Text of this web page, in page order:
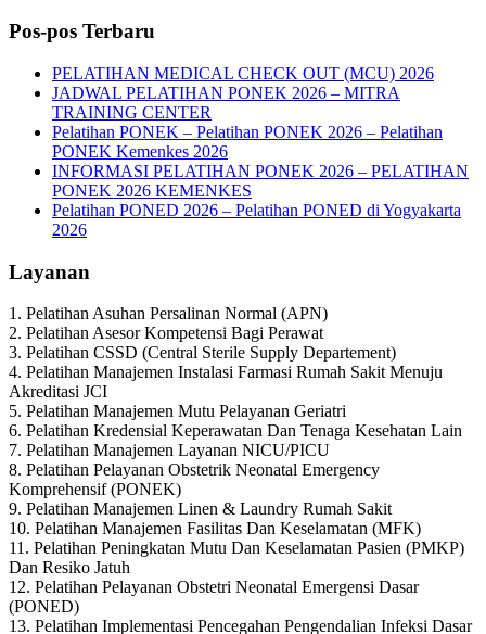
Pos-pos Terbaru
PELATIHAN MEDICAL CHECK OUT (MCU) 2026
JADWAL PELATIHAN PONEK 2026 – MITRA
TRAINING CENTER
Pelatihan PONEK – Pelatihan PONEK 2026 – Pelatihan
PONEK Kemenkes 2026
INFORMASI PELATIHAN PONEK 2026 – PELATIHAN
PONEK 2026 KEMENKES
Pelatihan PONED 2026 – Pelatihan PONED di Yogyakarta
2026
Layanan
1. Pelatihan Asuhan Persalinan Normal (APN)
2. Pelatihan Asesor Kompetensi Bagi Perawat
3. Pelatihan CSSD (Central Sterile Supply Departement)
4. Pelatihan Manajemen Instalasi Farmasi Rumah Sakit Menuju
Akreditasi JCI
5. Pelatihan Manajemen Mutu Pelayanan Geriatri
6. Pelatihan Kredensial Keperawatan Dan Tenaga Kesehatan Lain
7. Pelatihan Manajemen Layanan NICU/PICU
8. Pelatihan Pelayanan Obstetrik Neonatal Emergency
Komprehensif (PONEK)
9. Pelatihan Manajemen Linen & Laundry Rumah Sakit
10. Pelatihan Manajemen Fasilitas Dan Keselamatan (MFK)
11. Pelatihan Peningkatan Mutu Dan Keselamatan Pasien (PMKP)
Dan Resiko Jatuh
12. Pelatihan Pelayanan Obstetri Neonatal Emergensi Dasar
(PONED)
13. Pelatihan Implementasi Pencegahan Pengendalian Infeksi Dasar